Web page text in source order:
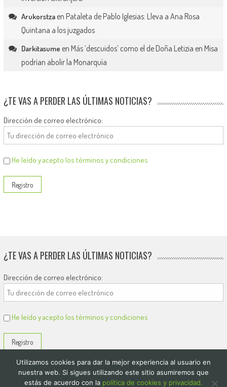
Arukorstzaen Pataleta de Pablo Iglesias: Lleva a Ana Rosa
Quintana a los juzgados
Darkitasume en Más ‘descuidos’ como el de Doña Letizia en Misa
podrían abolir la Monarquía
¿TE VAS A PERDER LAS ÚLTIMAS NOTICIAS?
Dirección de correo electrónico:
He leído y acepto los términos y condiciones
¿TE VAS A PERDER LAS ÚLTIMAS NOTICIAS?
Dirección de correo electrónico:
He leído y acepto los términos y condiciones
Utilizamos cookies para dar la mejor experiencia al usuario en
nuestra web. Si sigues utilizando este sitio asumiremos que
estás de acuerdo con la política de cookies y privacidad.